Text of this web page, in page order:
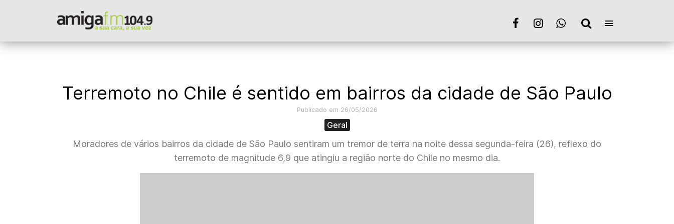
Terremoto no Chile é sentido em bairros da cidade de São Paulo
Publicado em 26/05/2026
Geral
Moradores de vários bairros da cidade de São Paulo sentiram um tremor de terra na noite dessa segunda-feira (26), reflexo do
terremoto de magnitude 6,9 que atingiu a região norte do Chile no mesmo dia.